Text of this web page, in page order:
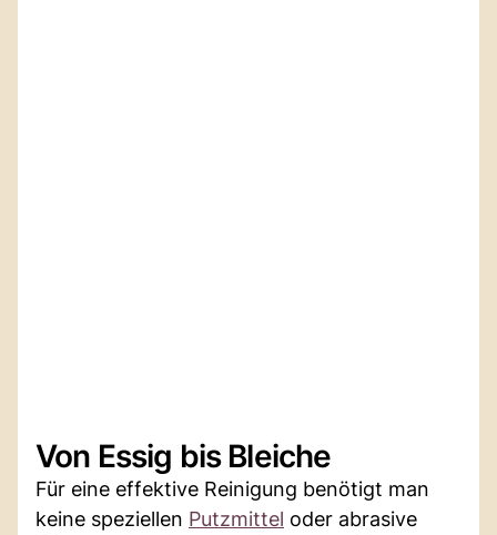
Von Essig bis Bleiche
Für eine effektive Reinigung benötigt man
keine speziellen Putzmittel oder abrasive